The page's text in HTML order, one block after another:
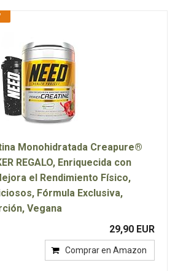
Monohidratada Creapure®
REGALO, Enriquecida con
el Rendimiento Físico,
Fórmula Exclusiva,
Vegana
29,90 EUR
Comprar en Amazon